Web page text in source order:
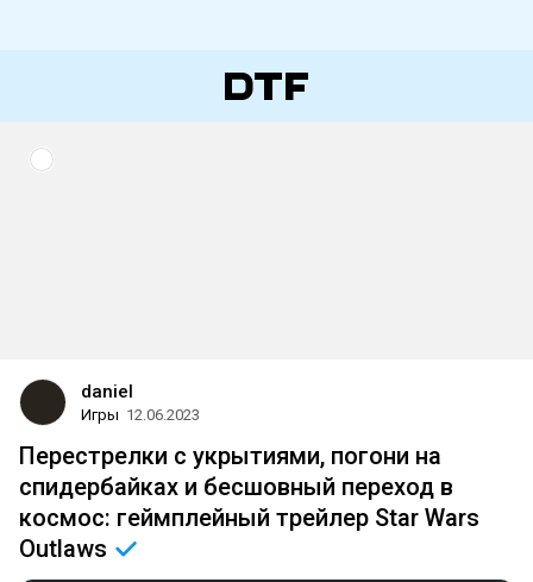
daniel
Игры 12.06.2023
Перестрелки с укрытиями, погони на
спидербайках и бесшовный переход в
космос: геймплейный трейлер Star Wars
Outlaws